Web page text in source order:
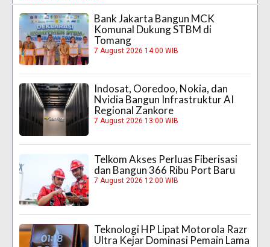
Bank Jakarta Bangun MCK
Komunal Dukung STBM di
Tomang
7 August 2026 14:00 WIB
Indosat, Ooredoo, Nokia, dan
Nvidia Bangun Infrastruktur AI
Regional Zankore
7 August 2026 13:00 WIB
Telkom Akses Perluas Fiberisasi
dan Bangun 366 Ribu Port Baru
7 August 2026 12:00 WIB
Teknologi HP Lipat Motorola Razr
Ultra Kejar Dominasi Pemain Lama